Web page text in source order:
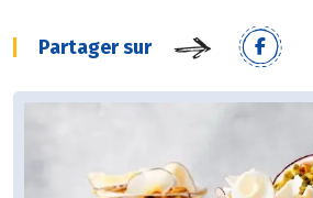
Partager sur